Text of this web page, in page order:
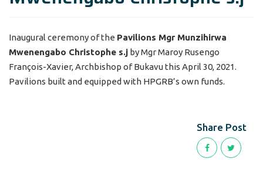
Inaugural ceremony of the Pavilions Mgr Munzihirwa
Mwenengabo Christophe s.j by Mgr Maroy Rusengo
François-Xavier, Archbishop of Bukavu this April 30, 2021.
Pavilions built and equipped with HPGRB’s own funds.
Share Post